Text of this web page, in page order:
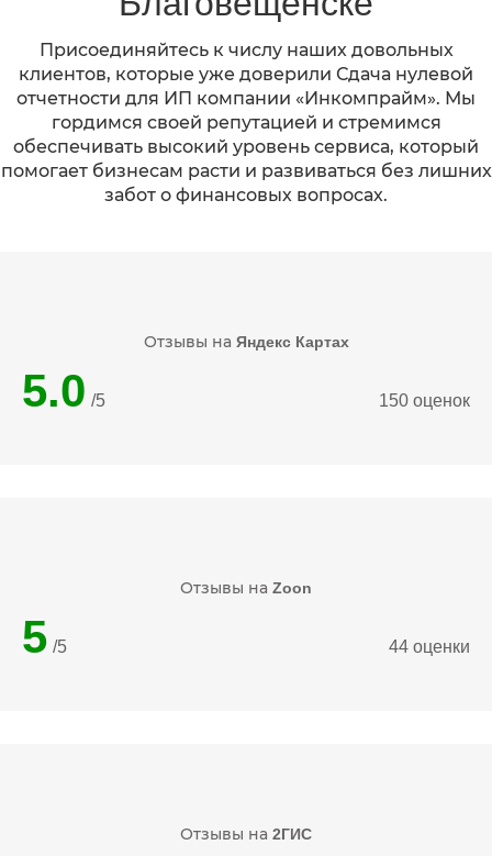
Присоединяйтесь к числу наших довольных
клиентов, которые уже доверили Сдача нулевой
отчетности для ИП компании «Инкомпрайм». Мы
гордимся своей репутацией и стремимся
обеспечивать высокий уровень сервиса, который
помогает бизнесам расти и развиваться без лишних
забот о финансовых вопросах.
Отзывы на Яндекс Картах
5.0 /5 150 оценок
Отзывы на Zoon
5 /5 44 оценки
Отзывы на 2ГИС